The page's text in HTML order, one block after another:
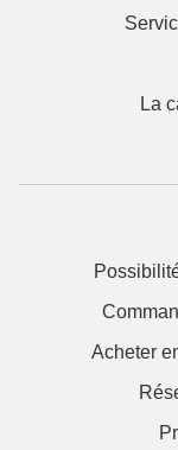
La
Acheter